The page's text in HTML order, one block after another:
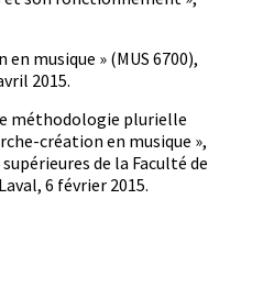
musique » (MUS 6700),
2015.
méthodologie plurielle
création en musique »,
de la Faculté de
6 février 2015.